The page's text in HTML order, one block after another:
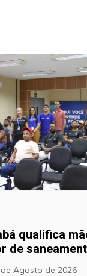
qualifica
de
Agosto de 2026